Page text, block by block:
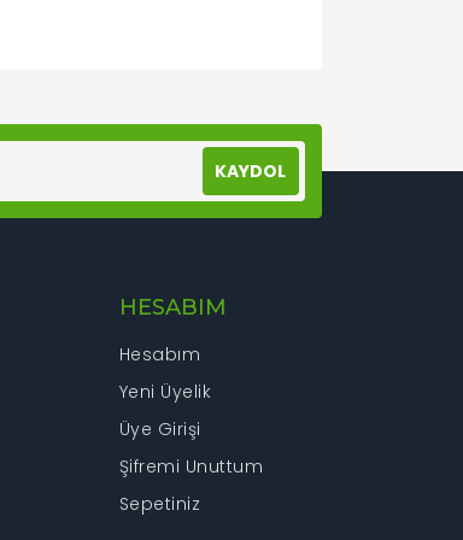
KAYDOL
HESABIM
Hesabım
Yeni Üyelik
Üye Girişi
Şifremi Unuttum
Sepetiniz